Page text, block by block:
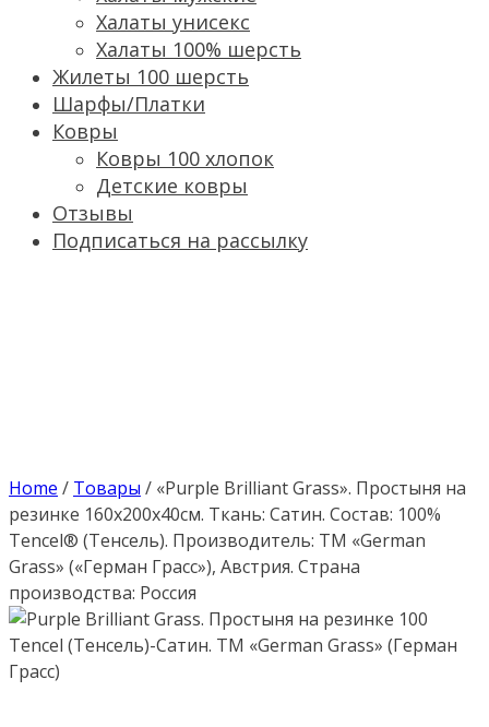
Халаты унисекс
Халаты 100% шерсть
Жилеты 100 шерсть
Шарфы/Платки
Ковры
Ковры 100 хлопок
Детские ковры
Отзывы
Подписаться на рассылку
Home / Товары / «Purple Brilliant Grass». Простыня на
резинке 160х200х40см. Ткань: Сатин. Состав: 100%
Tencel® (Тенсель). Производитель: ТМ «German
Grass» («Герман Грасс»), Австрия. Страна
производства: Россия